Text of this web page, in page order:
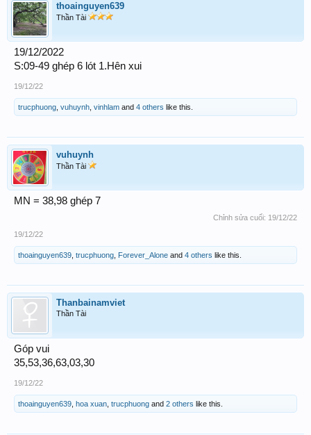
thoainguyen639
Thần Tài
19/12/2022
S:09-49 ghép 6 lót 1.Hên xui
19/12/22
trucphuong vuhuynh vinhlam and 4 others like this.
vuhuynh
Thần Tài
MN = 38,98 ghép 7
Chỉnh sửa cuối: 19/12/22
19/12/22
thoainguyen639 trucphuong Forever_Alone and 4 others like this.
Thanbainamviet
Thần Tài
Góp vui
35,53,36,63,03,30
19/12/22
thoainguyen639 hoa xuan trucphuong and 2 others like this.